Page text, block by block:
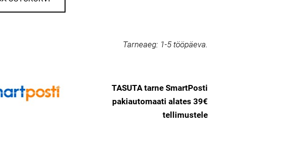
Tarneaeg: 1-5 tööpäeva.
TASUTA tarne SmartPosti
pakiautomaati alates 39€
tellimustele